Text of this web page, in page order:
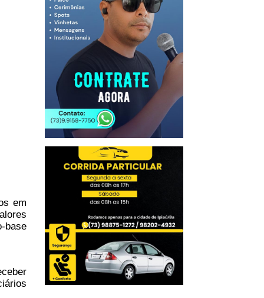
em
base